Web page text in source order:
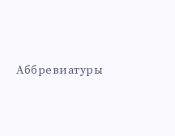
Аббревиатуры